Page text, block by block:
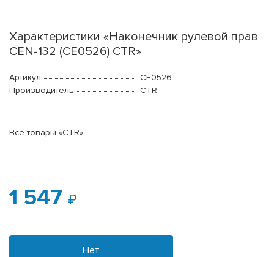
Характеристики «Наконечник рулевой прав
CEN-132 (CE0526) CTR»
Артикул
CE0526
Производитель
CTR
Все товары «CTR»
1 547
Нет